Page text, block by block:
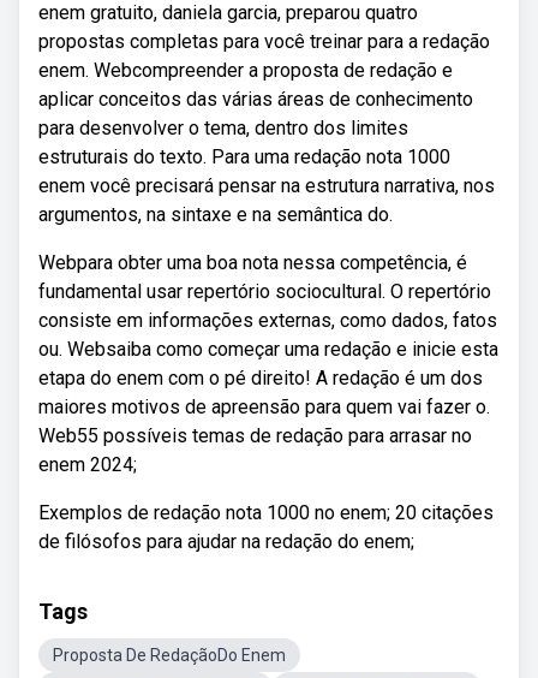
enem gratuito, daniela garcia, preparou quatro
propostas completas para você treinar para a redação
enem. Webcompreender a proposta de redação e
aplicar conceitos das várias áreas de conhecimento
para desenvolver o tema, dentro dos limites
estruturais do texto. Para uma redação nota 1000
enem você precisará pensar na estrutura narrativa, nos
argumentos, na sintaxe e na semântica do.
Webpara obter uma boa nota nessa competência, é
fundamental usar repertório sociocultural. O repertório
consiste em informações externas, como dados, fatos
ou. Websaiba como começar uma redação e inicie esta
etapa do enem com o pé direito! A redação é um dos
maiores motivos de apreensão para quem vai fazer o.
Web55 possíveis temas de redação para arrasar no
enem 2024;
Exemplos de redação nota 1000 no enem; 20 citações
de filósofos para ajudar na redação do enem;
Tags
Proposta De RedaçãoDo Enem